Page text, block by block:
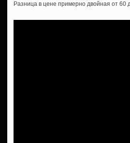
Разница в цене примерно двойная от 60